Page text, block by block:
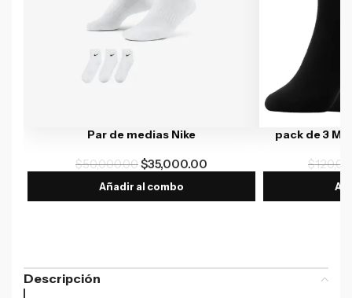
Par de medias Nike
$50,000.00$35,000.00
Añadir al combo
pack de 3
$
Descripción